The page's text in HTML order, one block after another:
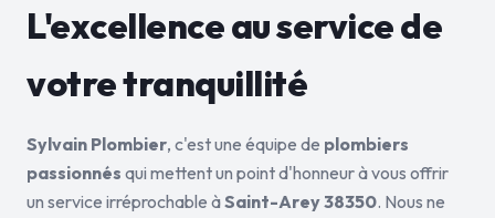
L'excellence au service de
votre tranquillité
Sylvain Plombier, c'est une équipe de plombiers
passionnés qui mettent un point d'honneur à vous offrir
un service irréprochable àSaint-Arey 38350. Nous ne